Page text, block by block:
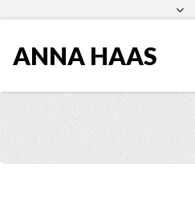
ANNA HAAS